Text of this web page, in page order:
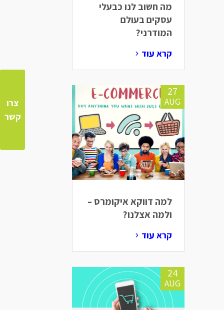
מה חשוב לנו כבעלי
עסקים בעולם
המודרני?
קרא עוד
27
AUG
למה דווקא איקומרס –
ולמה אצלנו?
קרא עוד
24
AUG
צרו
קשר